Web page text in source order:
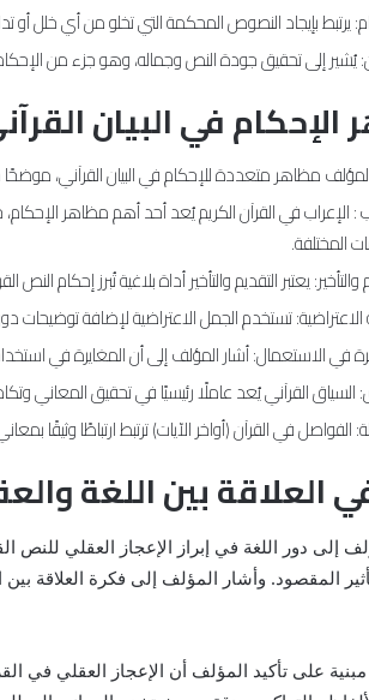
يرتبط بإيجاد النصوص المحكمة التي تخلو من أي خلل أو
يُشير إلى تحقيق جودة النص وجماله، وهو جزء من الإحكام،
في البيان
مظاهر متعددة للإحكام في البيان القرآني،
: الإعراب في القرآن الكريم يُعد أحد أهم مظاهر
المختلفة.
والتأخير: يعتبر التقديم والتأخير أداة بلاغية تُبرز
الاعتراضية: تستخدم الجمل الاعتراضية لإضافة
في الاستعمال: أشار المؤلف إلى أن المغايرة في
السياق القرآني يُعد عاملًا رئيسيًا في تحقيق المعاني
الفواصل في القرآن (أواخر الآيات) ترتبط ارتباطًا وثيقًا
العلاقة بين اللغة
إلى دور اللغة في إبراز الإعجاز العقلي للنص
المقصود. وأشار المؤلف إلى فكرة العلاقة
مبنية على تأكيد المؤلف أن الإعجاز العقلي في